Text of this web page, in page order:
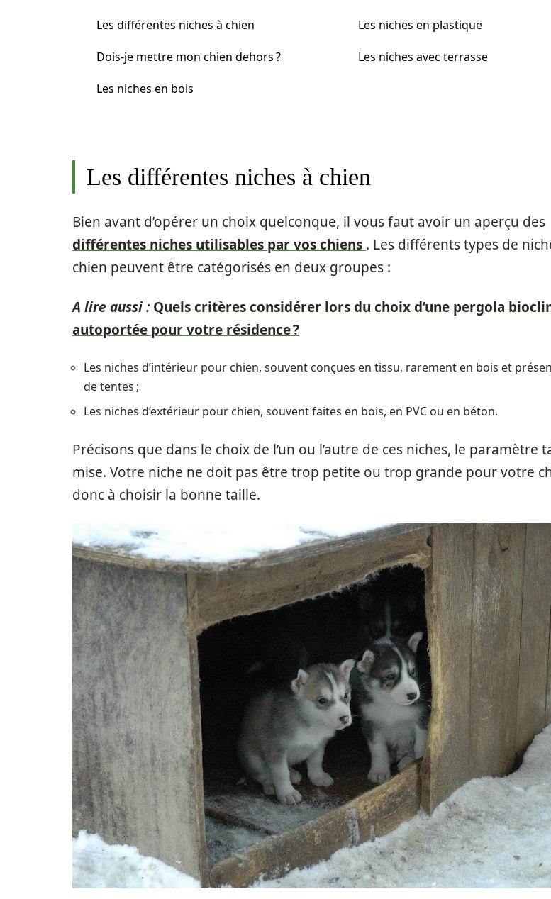
Les différentes niches à chien
Dois-je mettre mon chien dehors ?
Les niches en bois
Les niches en plastique
Les niches avec terrasse
Les différentes niches à chien
Bien avant d’opérer un choix quelconque, il vous faut avoir un aperçu des
différentes niches utilisables par vos chiens . Les différents types de
chien peuvent être catégorisés en deux groupes :
A lire aussi : Quels critères considérer lors du choix d’une pergola
autoportée pour votre résidence ?
Les niches d’intérieur pour chien, souvent conçues en tissu, rarement en bois et
de tentes ;
Les niches d’extérieur pour chien, souvent faites en bois, en PVC ou en béton.
Précisons que dans le choix de l’un ou l’autre de ces niches, le paramètre
mise. Votre niche ne doit pas être trop petite ou trop grande pour votre
donc à choisir la bonne taille.